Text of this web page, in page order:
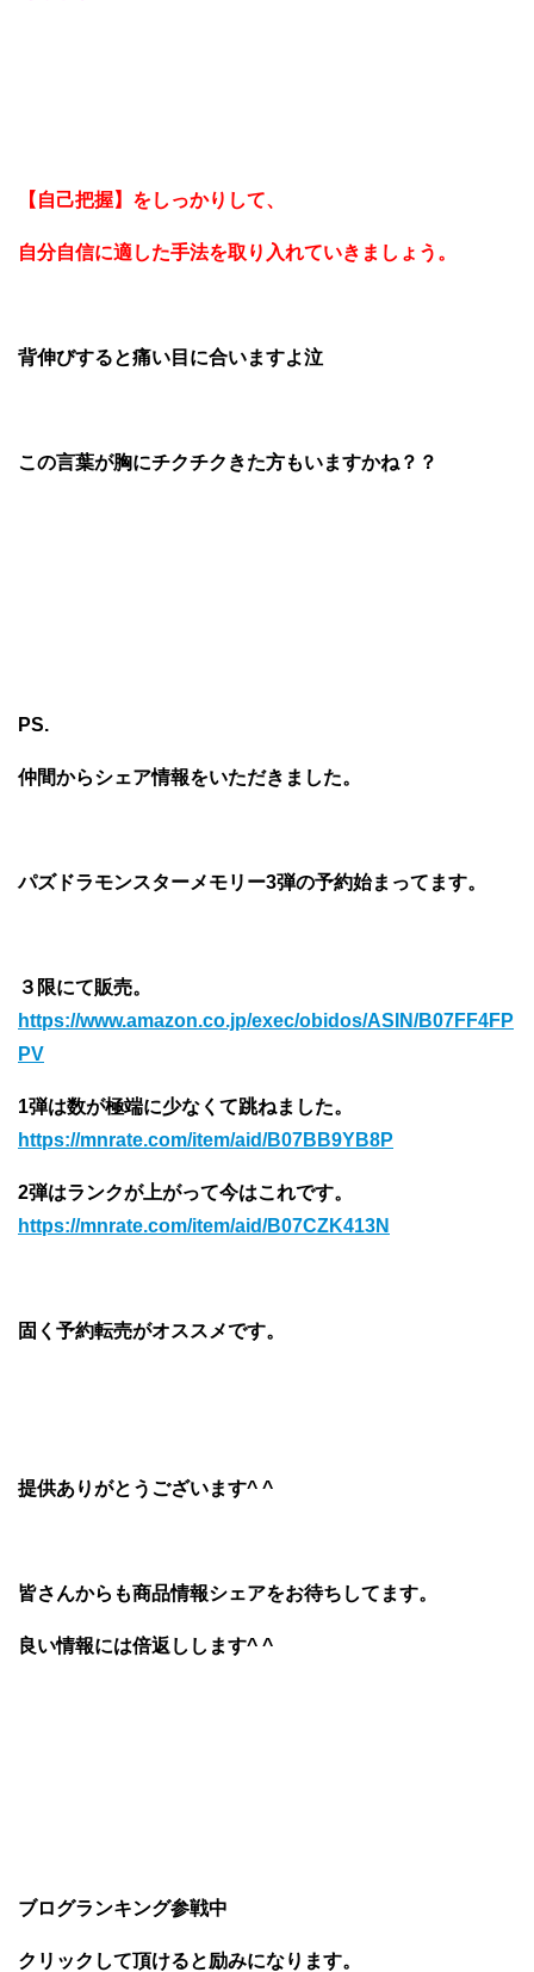
【自己把握】をしっかりして、
自分自信に適した手法を取り入れていきましょう。
背伸びすると痛い目に合いますよ泣
この言葉が胸にチクチクきた方もいますかね？？
PS.
仲間からシェア情報をいただきました。
パズドラモンスターメモリー3弾の予約始まってます。
３限にて販売。
https://www.amazon.co.jp/exec/obidos/ASIN/B07FF4FP
PV
1弾は数が極端に少なくて跳ねました。
https://mnrate.com/item/aid/B07BB9YB8P
2弾はランクが上がって今はこれです。
https://mnrate.com/item/aid/B07CZK413N
固く予約転売がオススメです。
提供ありがとうございます^ ^
皆さんからも商品情報シェアをお待ちしてます。
良い情報には倍返しします^ ^
ブログランキング参戦中
クリックして頂けると励みになります。